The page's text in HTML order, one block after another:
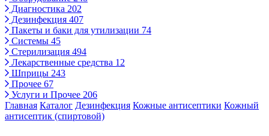
Диагностика 202
Дезинфекция 407
Пакеты и баки для утилизации 74
Системы 45
Стерилизация 494
Лекарственные средства 12
Шприцы 243
Прочее 67
Услуги и Прочее 206
Главная Каталог Дезинфекция Кожные антисептики Кожный
антисептик (спиртовой)